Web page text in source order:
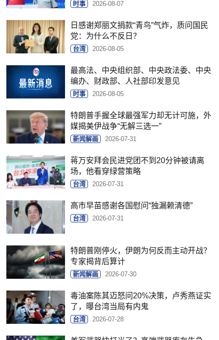
时事 2026-08-07
日感谢郑丽文捐款“青鸟”气炸，质问国民
党：为什么不反日？
台湾 2026-08-05
最高法、中央组织部、中央政法委、中央
编办、财政部、人社部印发意见
时事 2026-08-05
特朗普手握全球最强军力却无计可施，外
媒揭美伊战争“无解三选一”
新闻解画 2026-07-31
蒋万安拜会民进党团不到20分钟被请离
场，他看穿绿营策略
台湾 2026-07-31
高市早苗感谢各国慰问“独漏赖清德”
台湾 2026-07-31
特朗普刚停火，伊朗为何反而主动开战？
专家揭背后算计
新闻解画 2026-07-30
毒油案陈其迈怒问20%决策，卢秀燕证实
了，曝台湾当局有内鬼
台湾 2026-07-28